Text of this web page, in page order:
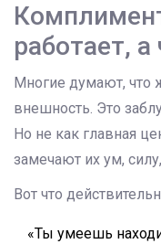
работает, а
Многие думают,
внешность. Это
Но не как главная
замечают их ум,
Вот что
«Ты умеешь